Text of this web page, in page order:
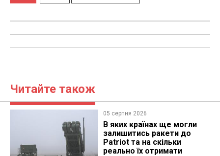
Читайте також
05 серпня 2026
В яких країнах ще могли
залишитись ракети до
Patriot та на скільки
реально їх отримати